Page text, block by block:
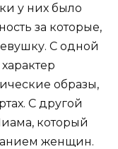
у них было
за которые,
С одной
образы,
С другой
который
женщин.